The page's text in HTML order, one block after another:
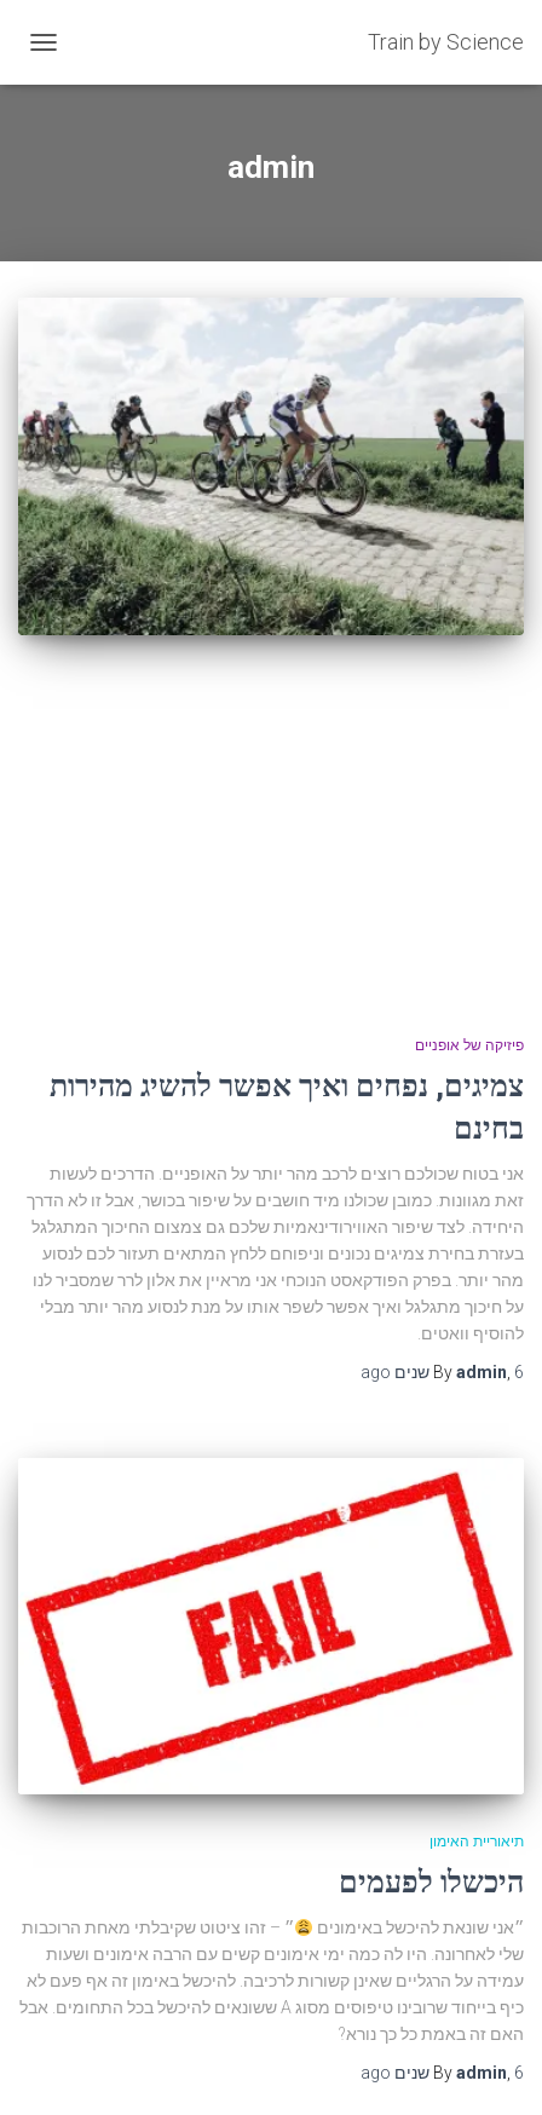
Train by Science
admin
פיזיקה של אופניים
צמיגים, נפחים ואיך אפשר להשיג מהירות
בחינם
אני בטוח שכולכם רוצים לרכב מהר יותר על האופניים. הדרכים לעשות
זאת מגוונות. כמובן שכולנו מיד חושבים על שיפור בכושר, אבל זו לא הדרך
היחידה. לצד שיפור האווירודינאמיות שלכם גם צמצום החיכוך המתגלגל
בעזרת בחירת צמיגים נכונים וניפוחם ללחץ המתאים תעזור לכם לנסוע
מהר יותר. בפרק הפודקאסט הנוכחי אני מראיין את אלון לרר שמסביר לנו
על חיכוך מתגלגל ואיך אפשר לשפר אותו על מנת לנסוע מהר יותר מבלי
להוסיף וואטים.
Byadmin 6 שנים
תיאוריית האימון
היכשלו לפעמים
״אני שונאת להיכשל באימונים
״ – זהו ציטוט שקיבלתי מאחת הרוכבות
שלי לאחרונה. היו לה כמה ימי אימונים קשים עם הרבה אימונים ושעות
עמידה על הרגליים שאינן קשורות לרכיבה. להיכשל באימון זה אף פעם לא
כיף בייחוד שרובינו טיפוסים מסוג A ששונאים להיכשל בכל התחומים. אבל
האם זה באמת כל כך נורא?
Byadmin, 6 שנים